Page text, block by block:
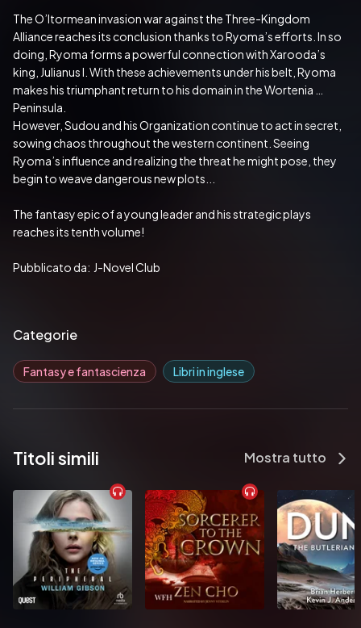
The O’ltormean invasion war against the Three-Kingdom
Alliance reaches its conclusion thanks to Ryoma’s efforts. In so
doing, Ryoma forms a powerful connection with Xarooda’s
king, Julianus I. With these achievements under his belt, Ryoma
makes his triumphant return to his domain in the Wortenia
Peninsula.
However, Sudou and his Organization continue to act in secret,
sowing chaos throughout the western continent. Seeing
Ryoma’s influence and realizing the threat he might pose, they
begin to weave dangerous new plots...
The fantasy epic of a young leader and his strategic plays
reaches its tenth volume!
Pubblicato da:  J-Novel Club
Categorie
Fantasy e fantascienza Libri in inglese
Titoli simili Mostra tutto